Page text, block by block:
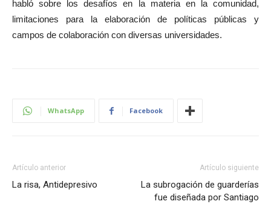
habló sobre los desafíos en la materia en la comunidad,
limitaciones para la elaboración de políticas públicas y
campos de colaboración con diversas universidades.
WhatsApp Facebook
Artículo anterior
La risa, Antidepresivo
Artículo siguiente
La subrogación de guarderías
fue diseñada por Santiago